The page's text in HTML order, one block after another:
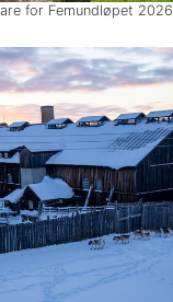
for Femundløpet 2026